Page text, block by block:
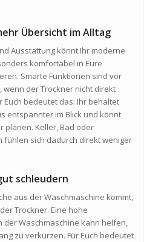
Übersicht im Alltag
Ausstattung könnt Ihr moderne
komfortabel in Eure
Smarte Funktionen sind vor
wenn der Trockner nicht direkt
Euch bedeutet das: Ihr behaltet
entspannter im Blick und könnt
planen. Keller, Bad oder
fühlen sich dadurch direkt weniger
schleudern
aus der Waschmaschine kommt,
Trockner. Eine hohe
der Waschmaschine kann helfen,
zu verkürzen. Für Euch bedeutet